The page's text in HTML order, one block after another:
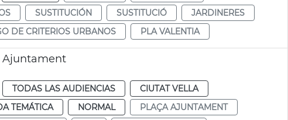
SUSTITUCIÓN SUSTITUCIÓ
JARDINERES
DE CRITERIOS URBANOS PLA VALENTIA
Ajuntament
TODAS LAS AUDIENCIAS
CIUTAT VELLA
TEMÁTICA NORMAL
PLAÇA AJUNTAMENT